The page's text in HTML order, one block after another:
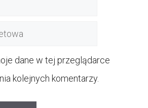
dane w tej przeglądarce
kolejnych komentarzy.